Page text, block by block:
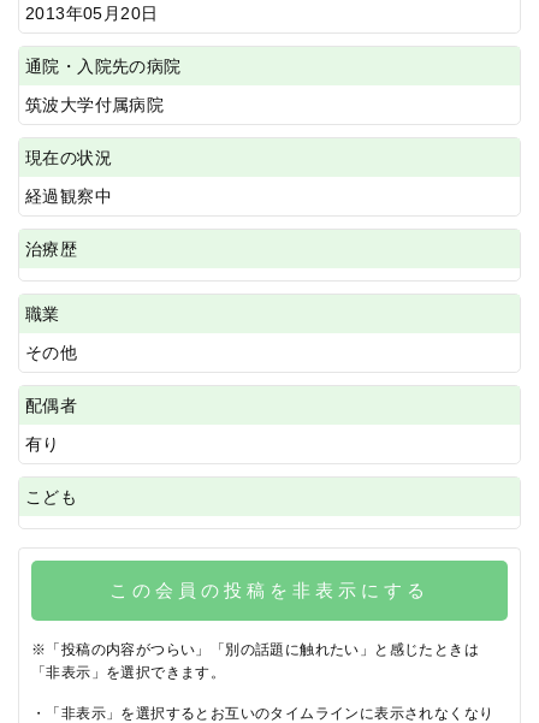
2013年05月20日
通院・入院先の病院
筑波大学付属病院
現在の状況
経過観察中
治療歴
職業
その他
配偶者
有り
こども
この会員の投稿を非表示にする
※「投稿の内容がつらい」「別の話題に触れたい」と感じたときは
「非表示」を選択できます。
・「非表示」を選択するとお互いのタイムラインに表示されなくなり